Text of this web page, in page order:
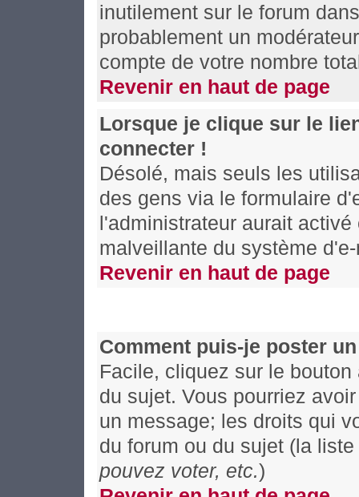
inutilement sur le forum
probablement un
compte de votre nombre
Revenir en haut de page
Lorsque je clique sur le
connecter !
Désolé, mais seuls les
des gens via le formulaire
l'administrateur aurait
malveillante du système
Revenir en haut de page
Comment puis-je poster
Facile, cliquez sur le
du sujet. Vous pourriez
un message; les droits qui
du forum ou du sujet (la liste
pouvez voter, etc.)